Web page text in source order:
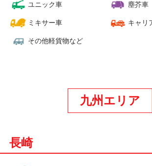
ユニック車 塵芥車
ミキサー車 キャリ
その他軽貨物など
九州エリア
長崎